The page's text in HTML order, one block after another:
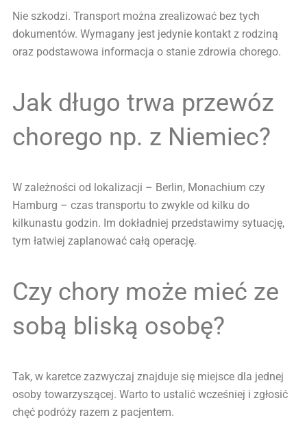
Nie szkodzi. Transport można zrealizować bez tych
dokumentów. Wymagany jest jedynie kontakt z rodziną
oraz podstawowa informacja o stanie zdrowia chorego.
Jak długo trwa przewóz
chorego np. z Niemiec?
W zależności od lokalizacji – Berlin, Monachium czy
Hamburg – czas transportu to zwykle od kilku do
kilkunastu godzin. Im dokładniej przedstawimy sytuację,
tym łatwiej zaplanować całą operację.
Czy chory może mieć ze
sobą bliską osobę?
Tak, w karetce zazwyczaj znajduje się miejsce dla jednej
osoby towarzyszącej. Warto to ustalić wcześniej i zgłosić
chęć podróży razem z pacjentem.